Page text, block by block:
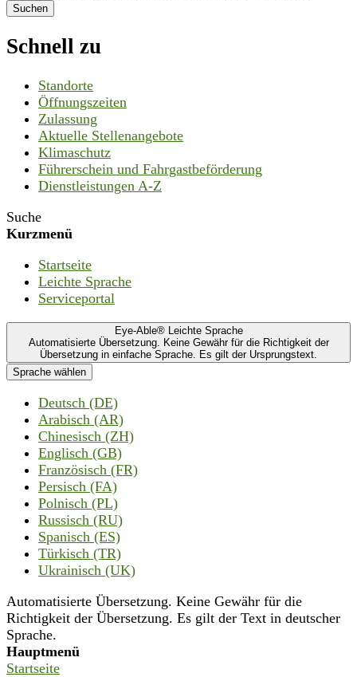
Suchen
Schnell zu
Standorte
Öffnungszeiten
Zulassung
Aktuelle Stellenangebote
Klimaschutz
Führerschein und Fahrgastbeförderung
Dienstleistungen A-Z
Suche
Kurzmenü
Startseite
Leichte Sprache
Serviceportal
Eye-Able® Leichte Sprache
Automatisierte Übersetzung. Keine Gewähr für die Richtigkeit der
Übersetzung in einfache Sprache. Es gilt der Ursprungstext.
Sprache wählen
Deutsch (DE)
Arabisch (AR)
Chinesisch (ZH)
Englisch (GB)
Französisch (FR)
Persisch (FA)
Polnisch (PL)
Russisch (RU)
Spanisch (ES)
Türkisch (TR)
Ukrainisch (UK)
Automatisierte Übersetzung. Keine Gewähr für die
Richtigkeit der Übersetzung. Es gilt der Text in deutscher
Sprache.
Hauptmenü
Startseite